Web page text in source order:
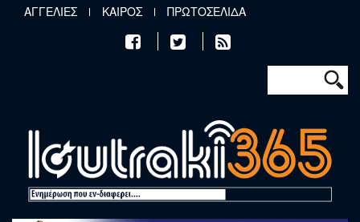
Παράκαμψη προς το κυρίως περιεχόμενο
ΑΓΓΕΛΙΕΣ ΚΑΙΡΟΣ ΠΡΩΤΟΣΕΛΙΔΑ
Φόρμα
Αναζήτηση